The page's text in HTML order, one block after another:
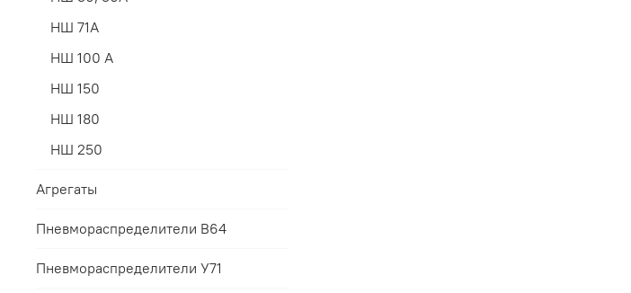
НШ 71А
НШ 100 А
НШ 150
НШ 180
НШ 250
Агрегаты
Пневмораспределители В64
Пневмораспределители У71